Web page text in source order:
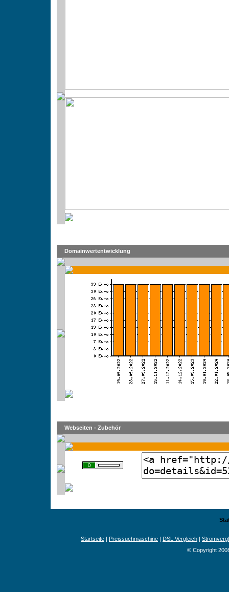
Domainwertentwicklung
Webseiten - Zubehör
Startseite | Preissuchmaschine | DSL Vergleich |
© Copyright